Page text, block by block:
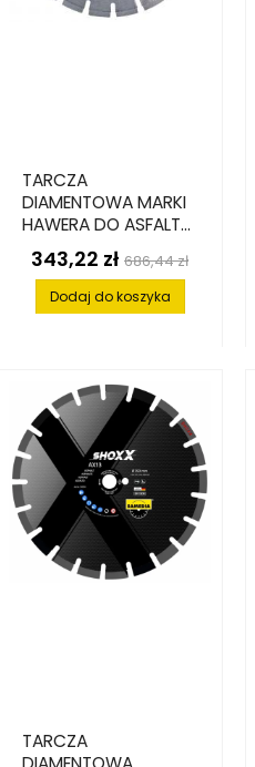
TARCZA
DIAMENTOWA MARKI
HAWERA DO ASFALTU
SUPER, 350 MM X
20/25.40 MM X 8 MM
Cena
343,22 zł Cena
podstawowa
686,44 zł
Dodaj do koszyka
TARCZA